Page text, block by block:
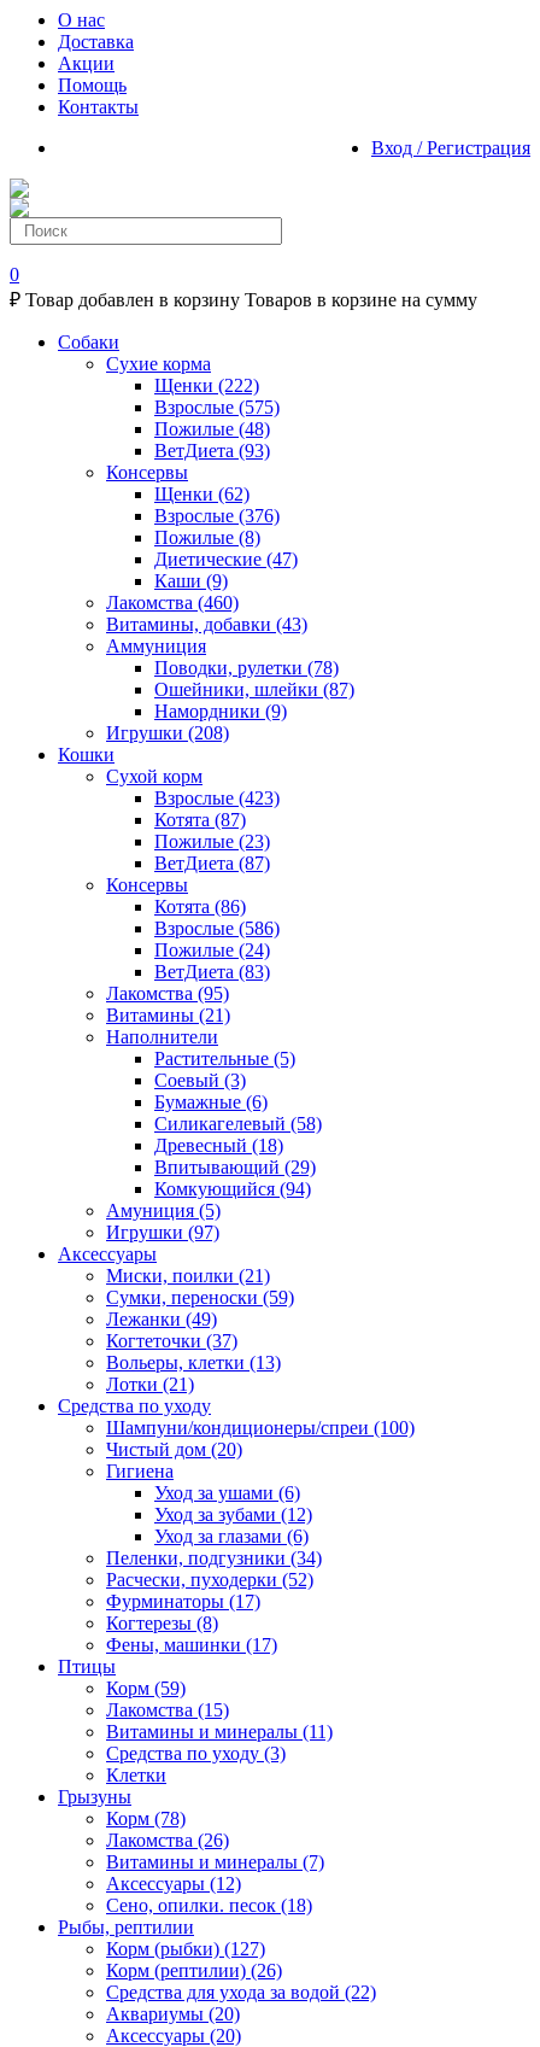
О нас
Доставка
Акции
Помощь
Контакты
Вход / Регистрация
0
₽ Товар добавлен в корзину Товаров в корзине на сумму
Собаки
Сухие корма
Щенки (222)
Взрослые (575)
Пожилые (48)
ВетДиета (93)
Консервы
Щенки (62)
Взрослые (376)
Пожилые (8)
Диетические (47)
Каши (9)
Лакомства (460)
Витамины, добавки (43)
Аммуниция
Поводки, рулетки (78)
Ошейники, шлейки (87)
Намордники (9)
Игрушки (208)
Кошки
Сухой корм
Взрослые (423)
Котята (87)
Пожилые (23)
ВетДиета (87)
Консервы
Котята (86)
Взрослые (586)
Пожилые (24)
ВетДиета (83)
Лакомства (95)
Витамины (21)
Наполнители
Растительные (5)
Соевый (3)
Бумажные (6)
Силикагелевый (58)
Древесный (18)
Впитывающий (29)
Комкующийся (94)
Амуниция (5)
Игрушки (97)
Аксессуары
Миски, поилки (21)
Сумки, переноски (59)
Лежанки (49)
Когтеточки (37)
Вольеры, клетки (13)
Лотки (21)
Средства по уходу
Шампуни/кондиционеры/спреи (100)
Чистый дом (20)
Гигиена
Уход за ушами (6)
Уход за зубами (12)
Уход за глазами (6)
Пеленки, подгузники (34)
Расчески, пуходерки (52)
Фурминаторы (17)
Когтерезы (8)
Фены, машинки (17)
Птицы
Корм (59)
Лакомства (15)
Витамины и минералы (11)
Средства по уходу (3)
Клетки
Грызуны
Корм (78)
Лакомства (26)
Витамины и минералы (7)
Аксессуары (12)
Сено, опилки. песок (18)
Рыбы, рептилии
Корм (рыбки) (127)
Корм (рептилии) (26)
Средства для ухода за водой (22)
Аквариумы (20)
Аксессуары (20)